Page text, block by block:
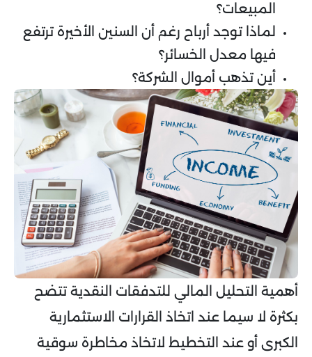
المبيعات؟
لماذا توجد أرباح رغم أن السنين الأخيرة ترتفع
فيها معدل الخسائر؟
أين تذهب أموال الشركة؟
أهمية التحليل المالي للتدفقات النقدية تتضح
بكثرة لا سيما عند اتخاذ القرارات الاستثمارية
الكبرى أو عند التخطيط لاتخاذ مخاطرة سوقية